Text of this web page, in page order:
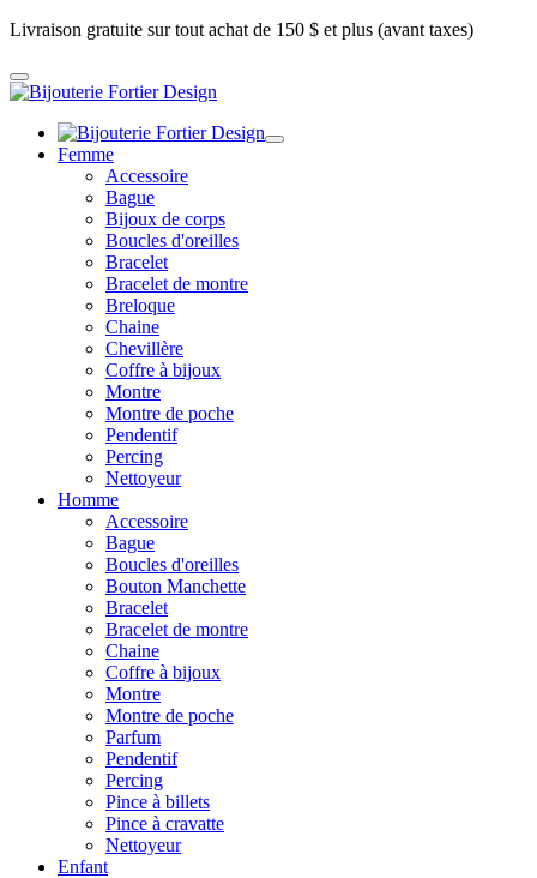
Livraison gratuite sur tout achat de 150 $ et plus (avant taxes)
Femme
Accessoire
Bague
Bijoux de corps
Boucles d'oreilles
Bracelet
Bracelet de montre
Breloque
Chaine
Chevillère
Coffre à bijoux
Montre
Montre de poche
Pendentif
Percing
Nettoyeur
Homme
Accessoire
Bague
Boucles d'oreilles
Bouton Manchette
Bracelet
Bracelet de montre
Chaine
Coffre à bijoux
Montre
Montre de poche
Parfum
Pendentif
Percing
Pince à billets
Pince à cravatte
Nettoyeur
Enfant